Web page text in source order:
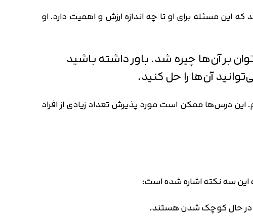
این مسئله برای او تا چه اندازه ارزش و اهمیت دارد. او
بر آن‌ها چیره شد. باور داشته باشید
آن‌ها را حل کنید.
این درس‌ها ممکن است مورد پذیرش تعداد زیادی از افراد
این سه نکته اشاره شده است:
در حال کوچک شدن هستند.